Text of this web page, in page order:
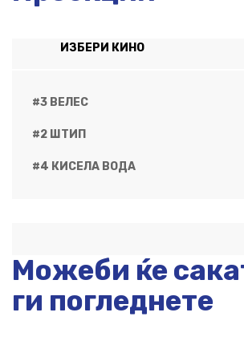
ИЗБЕРИ КИНО
#3 ВЕЛЕС
#2 ШТИП
#4 КИСЕЛА ВОДА
Можеби ќе
ги погледнете